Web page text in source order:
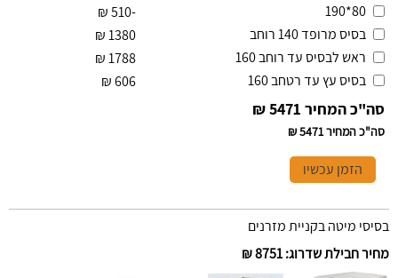
80*190
-510
₪
בסיס מרופד 140 רוחב
1380
₪
ראש לבסיס עד רוחב 160
1788
₪
בסיס עץ עד רטחב 160
606
₪
סה"כ המחיר 5471 ₪
סה"כ המחיר5471 ₪
הזמן עכשיו
בסיסי מיטה בקניית מזרנים
מחיר חבילת שדרוג:
8751 ₪